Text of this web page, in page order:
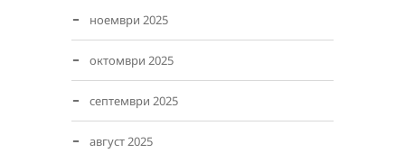
ноември 2025
октомври 2025
септември 2025
август 2025